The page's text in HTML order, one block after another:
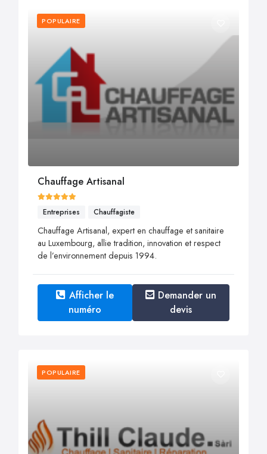
POPULAIRE
Chauffage Artisanal
Entreprises Chauffagiste
Chauffage Artisanal, expert en chauffage et sanitaire
au Luxembourg, allie tradition, innovation et respect
de l’environnement depuis 1994.
Afficher le
numéro
Demander un
devis
POPULAIRE